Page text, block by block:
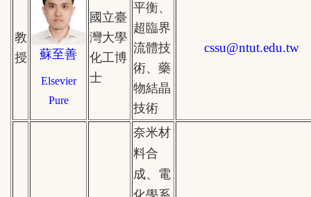
教
授
蘇至善
Elsevier
Pure
國立臺
灣大學
化工博
士
平衡、
超臨界
流體技
術、藥
物結晶
技術
cssu@ntut.edu.tw
奈米材
料合
成、電